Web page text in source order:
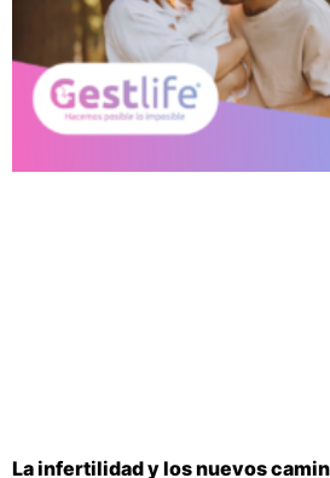
La infertilidad y los nuevos